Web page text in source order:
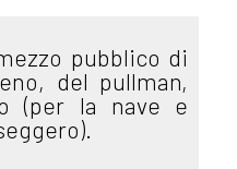
pubblico di
del pullman,
(per la nave e